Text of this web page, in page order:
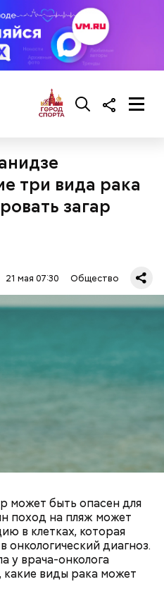
три вида рака
загар
21 мая 07:30 Общество
может быть опасен для
поход на пляж может
в клетках, которая
онкологический диагноз.
у врача-онколога
виды рака может